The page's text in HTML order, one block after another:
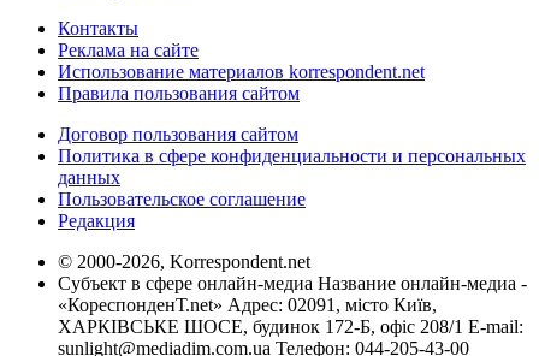
Контакты
Реклама на сайте
Использование материалов korrespondent.net
Правила пользования сайтом
Договор пользования сайтом
Политика в сфере конфиденциальности и персональных
данных
Пользовательское соглашение
Редакция
© 2000-2026, Korrespondent.net
Субъект в сфере онлайн-медиа Название онлайн-медиа -
«КореспонденТ.net» Адрес: 02091, місто Київ,
ХАРКІВСЬКЕ ШОСЕ, будинок 172-Б, офіс 208/1 E-mail:
sunlight@mediadim.com.ua Телефон: 044-205-43-00